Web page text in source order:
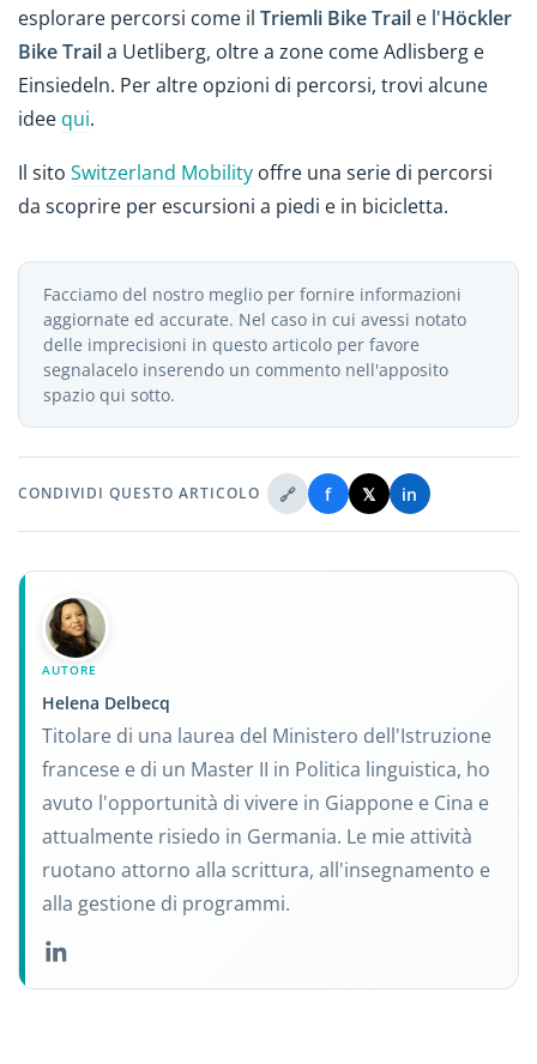
esplorare percorsi come il Triemli Bike Trail e l'Höckler
Bike Traila Uetliberg, oltre a zone come Adlisberg e
Einsiedeln. Per altre opzioni di percorsi, trovi alcune
idee qui.
Il sito Switzerland Mobility offre una serie di percorsi
da scoprire per escursioni a piedi e in bicicletta.
Facciamo del nostro meglio per fornire informazioni
aggiornate ed accurate. Nel caso in cui avessi notato
delle imprecisioni in questo articolo per favore
segnalacelo inserendo un commento nell'apposito
spazio qui sotto.
CONDIVIDI QUESTO ARTICOLO 🔗 f 𝕏 in
AUTORE
Helena Delbecq
Titolare di una laurea del Ministero dell'Istruzione
francese e di un Master II in Politica linguistica, ho
avuto l'opportunità di vivere in Giappone e Cina e
attualmente risiedo in Germania. Le mie attività
ruotano attorno alla scrittura, all'insegnamento e
alla gestione di programmi.